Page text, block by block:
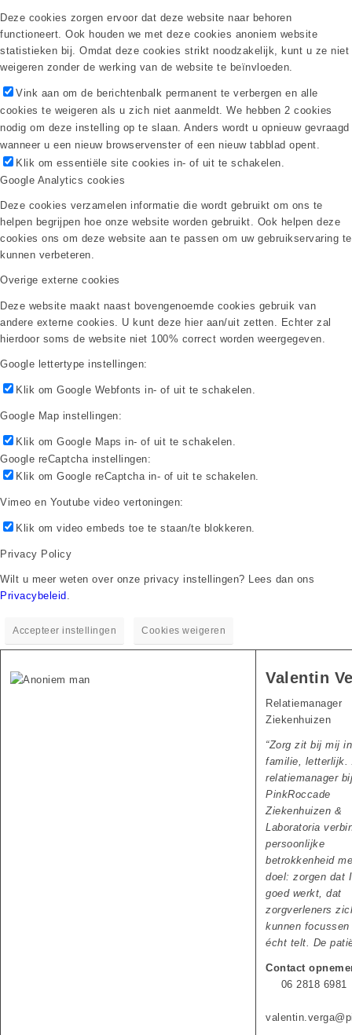
Deze cookies zorgen ervoor dat deze website naar behoren
functioneert. Ook houden we met deze cookies anoniem website
statistieken bij. Omdat deze cookies strikt noodzakelijk, kunt u ze niet
weigeren zonder de werking van de website te beïnvloeden.
Vink aan om de berichtenbalk permanent te verbergen en alle
cookies te weigeren als u zich niet aanmeldt. We hebben 2 cookies
nodig om deze instelling op te slaan. Anders wordt u opnieuw gevraagd
wanneer u een nieuw browservenster of een nieuw tabblad opent.
Klik om essentiële site cookies in- of uit te schakelen.
Google Analytics cookies
Deze cookies verzamelen informatie die wordt gebruikt om ons te
helpen begrijpen hoe onze website worden gebruikt. Ook helpen deze
cookies ons om deze website aan te passen om uw gebruikservaring te
kunnen verbeteren.
Overige externe cookies
Deze website maakt naast bovengenoemde cookies gebruik van
andere externe cookies. U kunt deze hier aan/uit zetten. Echter zal
hierdoor soms de website niet 100% correct worden weergegeven.
Google lettertype instellingen:
Klik om Google Webfonts in- of uit te schakelen.
Google Map instellingen:
Klik om Google Maps in- of uit te schakelen.
Google reCaptcha instellingen:
Klik om Google reCaptcha in- of uit te schakelen.
Vimeo en Youtube video vertoningen:
Klik om video embeds toe te staan/te blokkeren.
Privacy Policy
Wilt u meer weten over onze privacy instellingen? Lees dan ons
Privacybeleid
Accepteer instellingen Cookies weigeren
Valentin
Relatiemanager
Ziekenhuizen
“Zorg zit bij mij
familie, letterlijk.
relatiemanager bij
PinkRoccade
Ziekenhuizen &
Laboratoria
persoonlijke
betrokkenheid
doel: zorgen dat
goed werkt, dat
zorgverleners
kunnen focussen
écht telt. De
Contact
06 2818 6981